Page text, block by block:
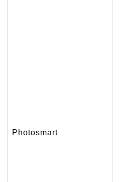
Photosmart